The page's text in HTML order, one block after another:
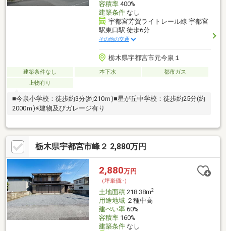
容積率400%
建築条件なし
宇都宮芳賀ライトレール線 宇都宮
駅東口駅 徒歩6分
その他の交通
栃木県宇都宮市元今泉１
建築条件なし 本下水
都市ガス
上物有り
■今泉小学校：徒歩約3分(約210ｍ)■星が丘中学校：徒歩約25分(約
2000ｍ)※建物及びガレージ有り
栃木県宇都宮市峰２ 2,880万円
2,880万円
（坪単価:-）
土地面積218.38m2
用途地域２種中高
建ぺい率60%
容積率160%
建築条件なし